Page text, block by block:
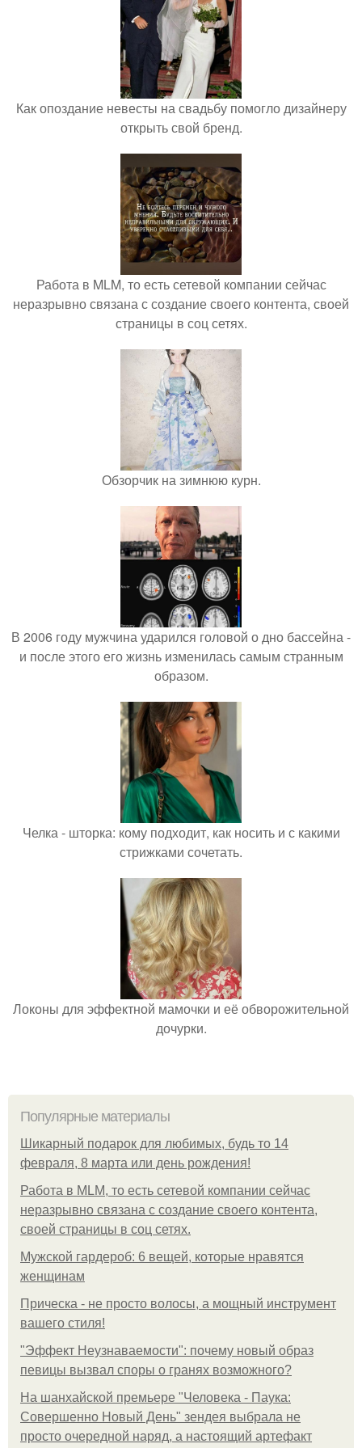
Как опоздание невесты на свадьбу помогло дизайнеру
открыть свой бренд.
Работа в MLM, то есть сетевой компании сейчас
неразрывно связана с создание своего контента, своей
страницы в соц сетях.
Обзорчик на зимнюю курн.
В 2006 году мужчина ударился головой о дно бассейна -
и после этого его жизнь изменилась самым странным
образом.
Челка - шторка: кому подходит, как носить и с какими
стрижками сочетать.
Локоны для эффектной мамочки и её обворожительной
дочурки.
Популярные материалы
Шикарный подарок для любимых, будь то 14
февраля, 8 марта или день рождения!
Работа в MLM, то есть сетевой компании сейчас
неразрывно связана с создание своего контента,
своей страницы в соц сетях.
Мужской гардероб: 6 вещей, которые нравятся
женщинам
Прическа - не просто волосы, а мощный инструмент
вашего стиля!
"Эффект Неузнаваемости": почему новый образ
певицы вызвал споры о гранях возможного?
На шанхайской премьере "Человека - Паука:
Совершенно Новый День" зендея выбрала не
просто очередной наряд, а настоящий артефакт